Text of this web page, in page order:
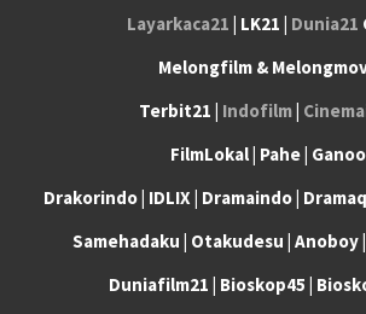
Layarkaca21 | LK21 | Dunia21
Melongfilm &
Terbit21 | Indofilm|
FilmLokal | Pahe |
Drakorindo | IDLIX | Dramaindo |
Samehadaku | Otakudesu | Anoboy |
Duniafilm21 | Bioskop45 |